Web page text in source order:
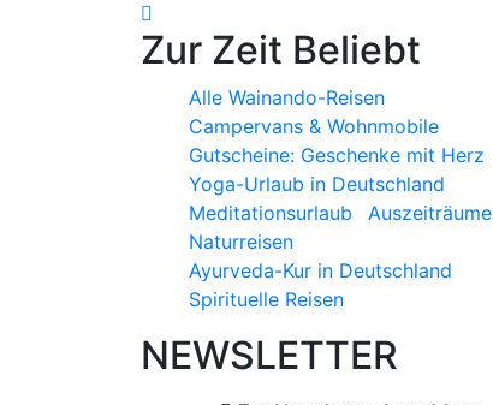
Zur Zeit Beliebt
Alle Wainando-Reisen
Campervans & Wohnmobile
Gutscheine: Geschenke mit Herz
Yoga-Urlaub in Deutschland
Meditationsurlaub
Auszeiträume
Naturreisen
Ayurveda-Kur in Deutschland
Spirituelle Reisen
NEWSLETTER